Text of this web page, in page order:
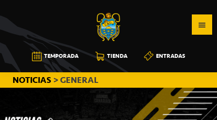
a
la
navegación
principal
al
contenido
principal
a
la
barra
lateral
principal
CB
CANARIAS
TEMPORADA TIENDA ENTRADAS
NOTICIAS > GENERAL